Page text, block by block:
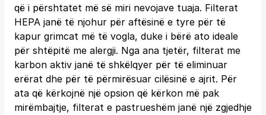
që i përshtatet më së miri nevojave tuaja. Filterat
HEPA janë të njohur për aftësinë e tyre për të
kapur grimcat më të vogla, duke i bërë ato ideale
për shtëpitë me alergji. Nga ana tjetër, filterat me
karbon aktiv janë të shkëlqyer për të eliminuar
erërat dhe për të përmirësuar cilësinë e ajrit. Për
ata që kërkojnë një opsion që kërkon më pak
mirëmbajtje, filterat e pastrueshëm janë një zgjedhje